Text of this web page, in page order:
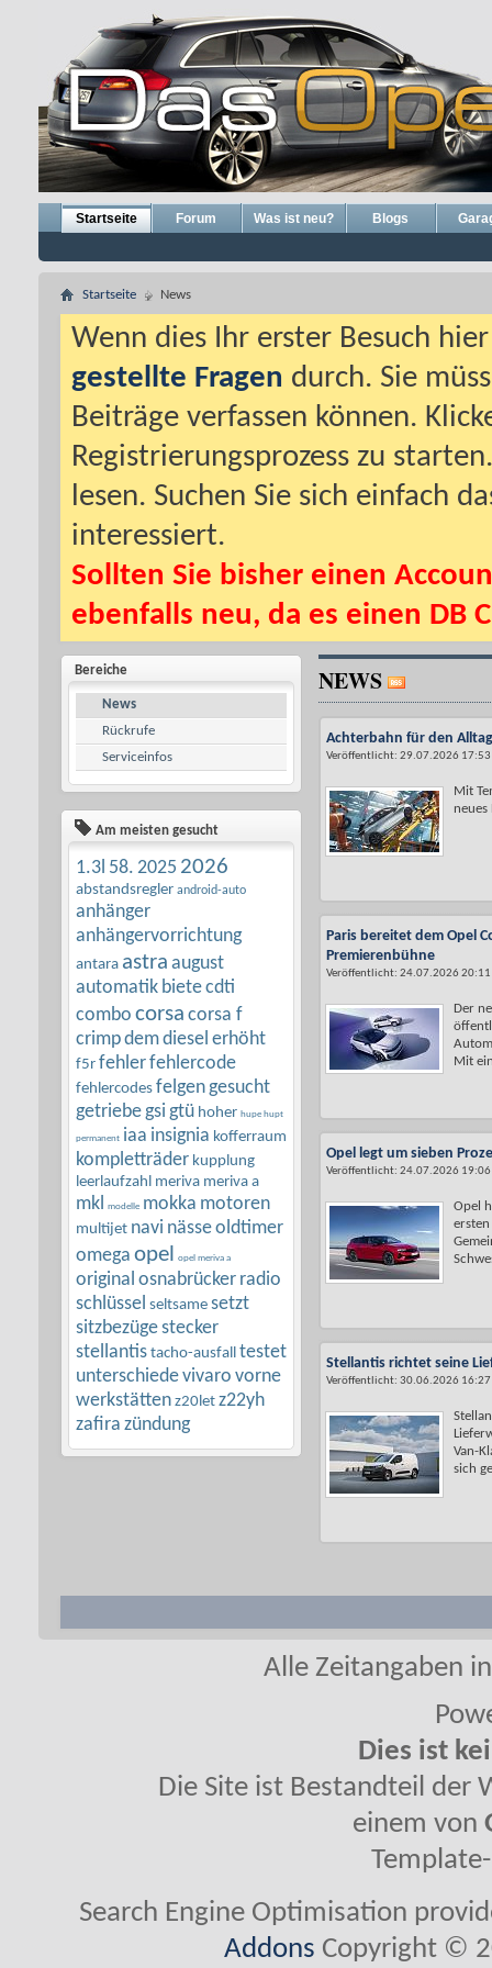
Startseite Forum Was ist neu? Blogs
Startseite News
Wenn dies Ihr erster Besuch
gestellte Fragen durch. Sie
Beiträge verfassen können.
Registrierungsprozess zu
lesen. Suchen Sie sich einfach
interessiert.
Sollten Sie bisher einen
ebenfalls neu, da es einen DB
Bereiche
News
Rückrufe
Serviceinfos
Am meisten gesucht
1.3l 58. 2025 2026
abstandsregler android-auto
anhänger
anhängervorrichtung
antara astra august
automatik bietecdti
combo corsa corsa f
crimpdemdiesel erhöht
f5r fehlerfehlercode
fehlercodes felgen gesucht
getriebe gsi gtü hoher hupe hupt
permanent iaa insignia kofferraum
kompletträder kupplung
leerlaufzahl meriva meriva a
mkl modelle mokka motoren
multijet navi nässeoldtimer
omega opel opel meriva a
original osnabrücker radio
schlüssel seltsame setzt
sitzbezügestecker
stellantis tacho-ausfall testet
unterschiedevivaro vorne
werkstätten z20let z22yh
zafira zündung
NEWS
Achterbahn für den
Veröffentlicht: 29.07.2026 17:53
Mit
neues
Paris bereitet dem Opel
Premierenbühne
Veröffentlicht: 24.07.2026 20:11
Der
Mit
Opel legt um sieben
Veröffentlicht: 24.07.2026 19:06
Opel
Stellantis richtet seine
Veröffentlicht: 30.06.2026 16:27
Van-
sich
Alle Zeitangaben
Dies ist
Die Site ist Bestandteil der
einem von
Search Engine Optimisation
Addons Copyright ©